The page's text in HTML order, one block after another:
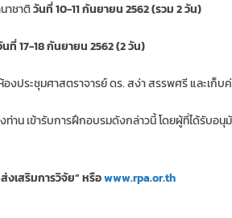
าชาติวันที่ 10-11 กันยายน 2562 (รวม 2 วัน)
นที่ 17-18 กันยายน 2562 (2 วัน)
ะชุมศาสตราจารย์ ดร. สง่า สรรพศรี และเก็บค่
ข้ารับการฝึกอบรมดังกล่าวนี้ โดยผู้ที่ได้รับอนุ
งเสริมการวิจัย” หรือwww.rpa.or.th